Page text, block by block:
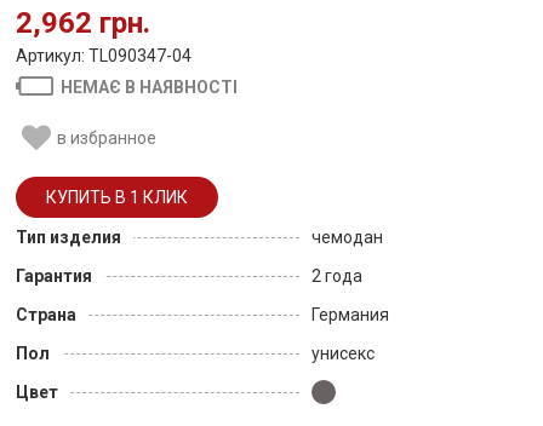
2,962 грн.
Артикул: TL090347-04
НЕМАЄ В НАЯВНОСТІ
в избранное
Тип изделия
чемодан
Гарантия
2 года
Страна
Германия
Пол
унисекс
Цвет